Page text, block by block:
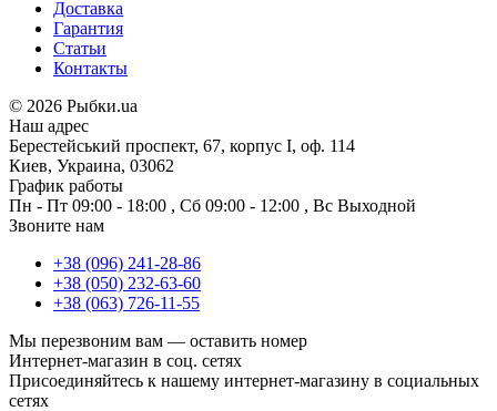
Доставка
Гарантия
Статьи
Контакты
© 2026 Рыбки.ua
Наш адрес
Берестейський проспект, 67, корпус I, оф. 114
Киев, Украина, 03062
График работы
Пн - Пт 09:00 - 18:00 , Сб 09:00 - 12:00 , Вс Выходной
Звоните нам
+38 (096) 241-28-86
+38 (050) 232-63-60
+38 (063) 726-11-55
Мы перезвоним вам — оставить номер
Интернет-магазин в соц. сетях
Присоединяйтесь к нашему интернет-магазину в социальных
сетях